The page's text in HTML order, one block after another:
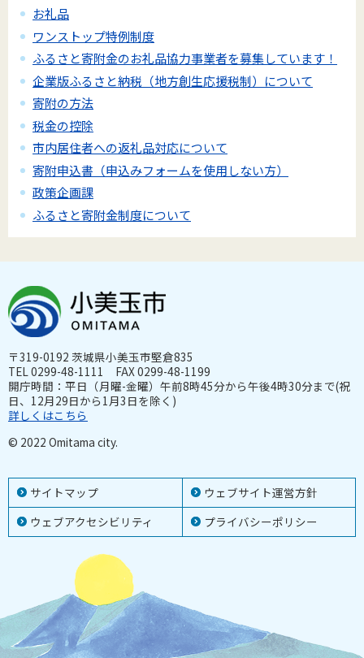
お礼品
ワンストップ特例制度
ふるさと寄附金のお礼品協力事業者を募集しています！
企業版ふるさと納税（地方創生応援税制）について
寄附の方法
税金の控除
市内居住者への返礼品対応について
寄附申込書（申込みフォームを使用しない方）
政策企画課
ふるさと寄附金制度について
サイトマップ
ウェブサイト運営方針
ウェブアクセシビリティ
プライバシーポリシー
〒319-0192 茨城県小美玉市堅倉835
TEL 0299-48-1111 FAX 0299-48-1199
開庁時間：平日（月曜-金曜）午前8時45分から午後4時30分まで(祝
日、12月29日から1月3日を除く)
詳しくはこちら
© 2022 Omitama city.